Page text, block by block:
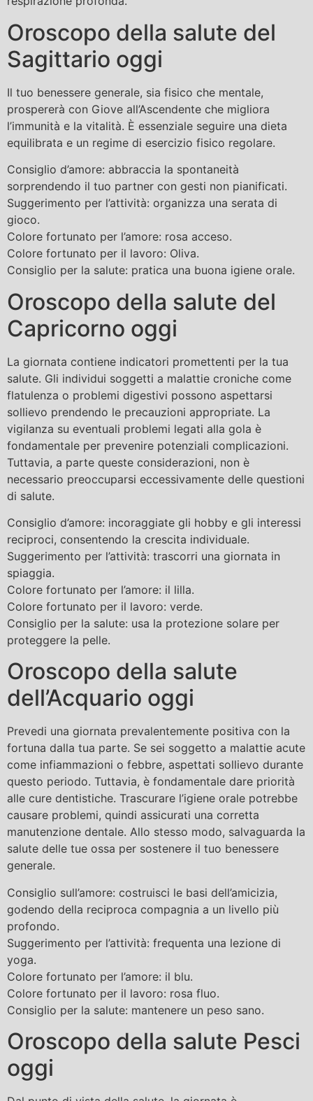
Oroscopo della salute del
Sagittario oggi
Il tuo benessere generale, sia fisico che mentale,
prospererà con Giove all’Ascendente che migliora
l’immunità e la vitalità. È essenziale seguire una dieta
equilibrata e un regime di esercizio fisico regolare.
Consiglio d’amore: abbraccia la spontaneità
sorprendendo il tuo partner con gesti non pianificati.
Suggerimento per l’attività: organizza una serata di
gioco.
Colore fortunato per l’amore: rosa acceso.
Colore fortunato per il lavoro: Oliva.
Consiglio per la salute: pratica una buona igiene orale.
Oroscopo della salute del
Capricorno oggi
La giornata contiene indicatori promettenti per la tua
salute. Gli individui soggetti a malattie croniche come
flatulenza o problemi digestivi possono aspettarsi
sollievo prendendo le precauzioni appropriate. La
vigilanza su eventuali problemi legati alla gola è
fondamentale per prevenire potenziali complicazioni.
Tuttavia, a parte queste considerazioni, non è
necessario preoccuparsi eccessivamente delle questioni
di salute.
Consiglio d’amore: incoraggiate gli hobby e gli interessi
reciproci, consentendo la crescita individuale.
Suggerimento per l’attività: trascorri una giornata in
spiaggia.
Colore fortunato per l’amore: il lilla.
Colore fortunato per il lavoro: verde.
Consiglio per la salute: usa la protezione solare per
proteggere la pelle.
Oroscopo della salute
dell’Acquario oggi
Prevedi una giornata prevalentemente positiva con la
fortuna dalla tua parte. Se sei soggetto a malattie acute
come infiammazioni o febbre, aspettati sollievo durante
questo periodo. Tuttavia, è fondamentale dare priorità
alle cure dentistiche. Trascurare l’igiene orale potrebbe
causare problemi, quindi assicurati una corretta
manutenzione dentale. Allo stesso modo, salvaguarda la
salute delle tue ossa per sostenere il tuo benessere
generale.
Consiglio sull’amore: costruisci le basi dell’amicizia,
godendo della reciproca compagnia a un livello più
profondo.
Suggerimento per l’attività: frequenta una lezione di
yoga.
Colore fortunato per l’amore: il blu.
Colore fortunato per il lavoro: rosa fluo.
Consiglio per la salute: mantenere un peso sano.
Oroscopo della salute Pesci
oggi